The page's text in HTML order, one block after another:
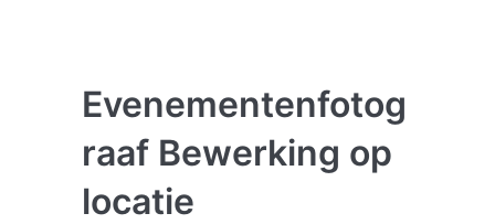
Evenementenfotog
raaf Bewerking op
locatie